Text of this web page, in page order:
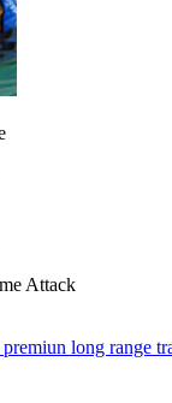
Attack
long range